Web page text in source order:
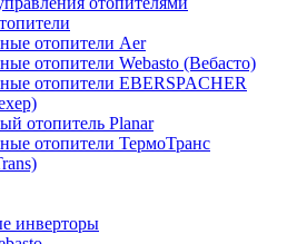
отопители Аer
отопители Webasto (Вебасто)
отопители EBERSPACHER
отопитель Planar
отопители ТермоТранс
инверторы